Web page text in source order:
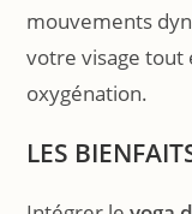
mouvements
votre visage tout
oxygénation.
LES